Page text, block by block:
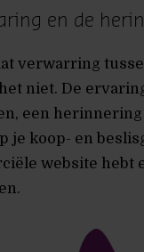
en de
verwarring
niet. De
een
je koop- en
website hebt